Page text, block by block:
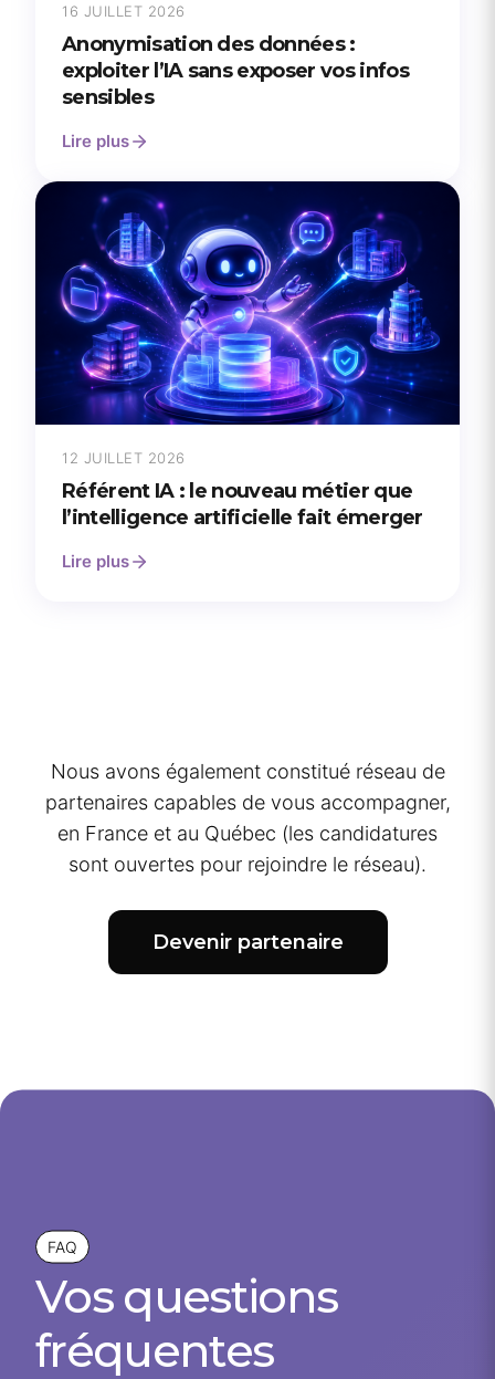
16 JUILLET 2026
Anonymisation des données :
exploiter l’IA sans exposer vos infos
sensibles
Lire plus
12 JUILLET 2026
Référent IA : le nouveau métier que
l’intelligence artificielle fait émerger
Lire plus
Nous avons également constitué réseau de
partenaires capables de vous accompagner,
en France et au Québec (les candidatures
sont ouvertes pour rejoindre le réseau).
Devenir partenaire
FAQ
Vos questions
fréquentes